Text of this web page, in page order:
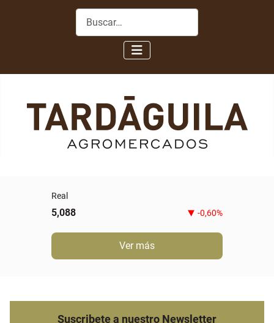
Buscar
Real
5,088 -0,60%
Ver más
Suscribete a nuestro Newsletter